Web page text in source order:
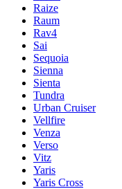
Raize
Raum
Rav4
Sai
Sequoia
Sienna
Sienta
Tundra
Urban Cruiser
Vellfire
Venza
Verso
Vitz
Yaris
Yaris Cross